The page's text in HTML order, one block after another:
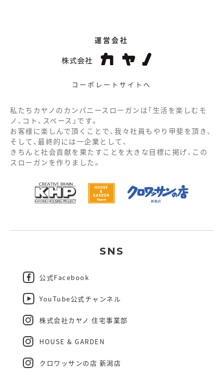
運営会社
コーポレートサイトへ
私たちカヤノのカンパニースローガンは「生活を楽しむモ
ノ、コト、スペース」です。
お客様に楽しんで頂くことで、我々社員もやり甲斐を頂き、
そして、最終的には一企業として、
きちんと社会貢献を果たすことを大きな目標に掲げ、この
スローガンを作りました。
SNS
公式Facebook
YouTube公式チャンネル
株式会社カヤノ 住宅事業部
HOUSE & GARDEN
クロワッサンの店 新潟店